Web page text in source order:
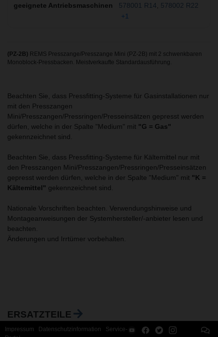
578001 R14
578002 R22
+1
(PZ-2B) REMS Presszange/Presszange Mini (PZ-2B) mit 2 schwenkbaren
Monoblock-Pressbacken. Meistverkaufte Standardausführung.
Beachten Sie, dass Pressfitting-Systeme für Gasinstallationen nur
mit den Presszangen
Mini/Presszangen/Pressringen/Presseinsätzen gepresst werden
dürfen, welche in der Spalte "Medium" mit "G = Gas"
gekennzeichnet sind.
Beachten Sie, dass Pressfitting-Systeme für Kältemittel nur mit
den Presszangen Mini/Presszangen/Pressringen/Presseinsätzen
gepresst werden dürfen, welche in der Spalte "Medium" mit "K =
Kältemittel" gekennzeichnet sind.
Nationale Vorschriften beachten. Verwendungshinweise und
Montageanweisungen der Systemhersteller/-anbieter lesen und
beachten.
Änderungen und Irrtümer vorbehalten.
ERSATZTEILE
Impressum Datenschutzinformation
Service-